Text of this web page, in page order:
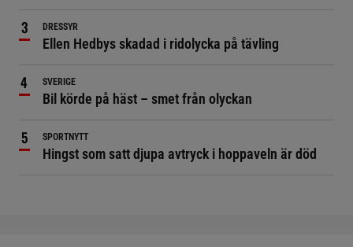
DRESSYR
Ellen Hedbys skadad i ridolycka på tävling
SVERIGE
Bil körde på häst – smet från olyckan
SPORTNYTT
Hingst som satt djupa avtryck i hoppaveln är död